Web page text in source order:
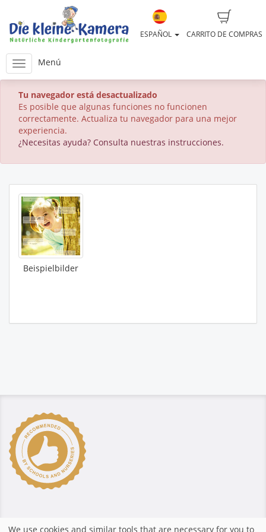
CARRITO DE COMPRAS
ESPAÑOL
Menú
Tu navegador está desactualizado
Es posible que algunas funciones no funcionen
correctamente. Actualiza tu navegador para una mejor
experiencia.
¿Necesitas ayuda? Consulta nuestras instrucciones.
Beispielbilder
We use cookies and similar tools that are necessary for you to